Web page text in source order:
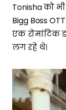
Tonisha को
Bigg Boss
एक रोमांटिक
लग रहे थे।